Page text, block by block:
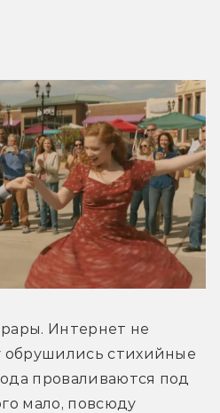
Интернет не
обрушились стихийные
проваливаются под
мало, повсюду